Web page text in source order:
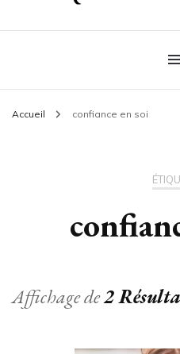
Plaire &
Conseil mode et séduction
Accueil confiance en soi
Affichage de2